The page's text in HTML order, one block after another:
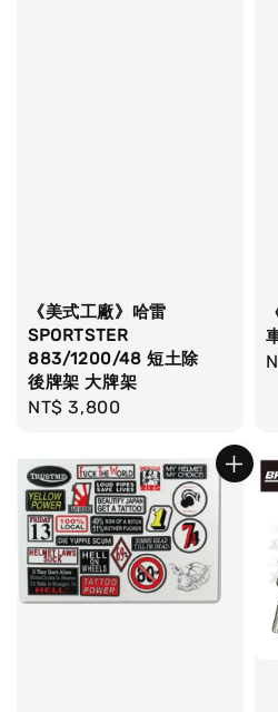
《美式工廠》哈雷
SPORTSTER
883/1200/48 短土除
後牌架 大牌架
Regular
NT$ 3,800